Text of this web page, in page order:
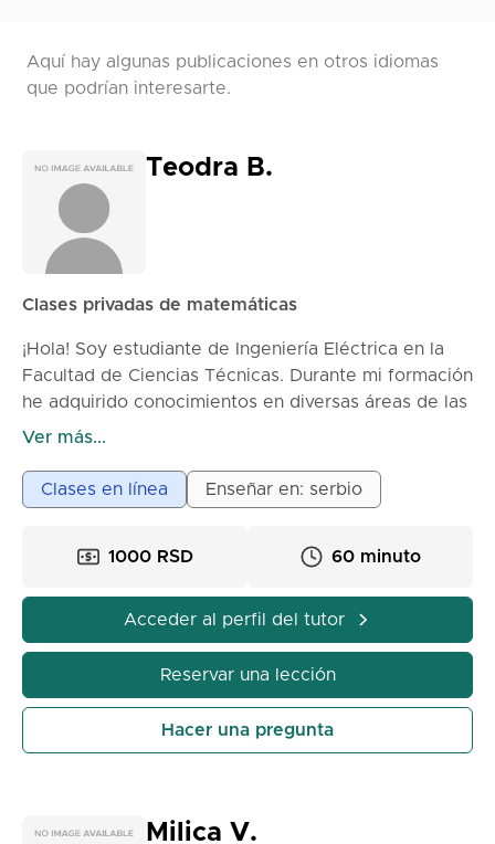
Aquí hay algunas publicaciones en otros idiomas
que podrían interesarte.
Teodra B.
Clases privadas de matemáticas
¡Hola! Soy estudiante de Ingeniería Eléctrica en la
Facultad de Ciencias Técnicas. Durante mi formación
he adquirido conocimientos en diversas áreas de las
matemáticas y tengo experiencia en enseñar a niños
de manera lenta y profunda, con explicaciones
adaptadas al nivel del estudiante. Me esfuerzo para
no solo para que aprendan fórmulas de memoria.
Cómo son las clases:
1) Antes de la clase, es necesario que me envíes el
material que necesitamos para la sesión.
2) Comenzamos la clase con una breve explicación
3) Revisamos juntos ejemplos y problemas.
5) Después de terminar la clase, sería conveniente
Ver más...
Clases en línea Enseñar en: serbio
1000 RSD 60 minuto
Acceder al perfil del tutor
Reservar una lección
Hacer una pregunta
Milica V.